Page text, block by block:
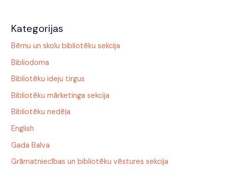
Kategorijas
Bērnu un skolu bibliotēku sekcija
Bibliodoma
Bibliotēku ideju tirgus
Bibliotēku mārketinga sekcija
Bibliotēku nedēļa
English
Gada Balva
Grāmatniecības un bibliotēku vēstures sekcija